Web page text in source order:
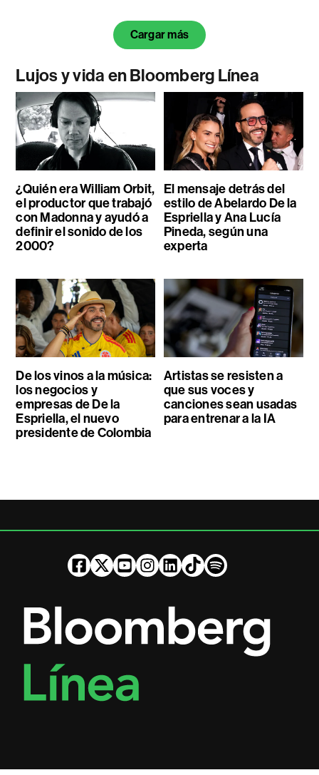
Cargar más
Lujos y vida en Bloomberg Línea
¿Quién era William Orbit,
el productor que trabajó
con Madonna y ayudó a
definir el sonido de los
2000?
El mensaje detrás del
estilo de Abelardo De la
Espriella y Ana Lucía
Pineda, según una
experta
De los vinos a la música:
los negocios y
empresas de De la
Espriella, el nuevo
presidente de Colombia
Artistas se resisten a
que sus voces y
canciones sean usadas
para entrenar a la IA